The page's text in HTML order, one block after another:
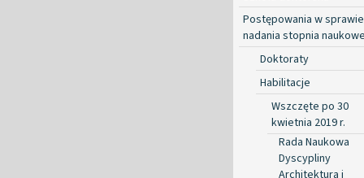
Postępowania w sprawie
nadania stopnia
Doktoraty
Habilitacje
Wszczęte po 30
kwietnia 2019 r.
Rada Naukowa
Dyscypliny
Architektura i